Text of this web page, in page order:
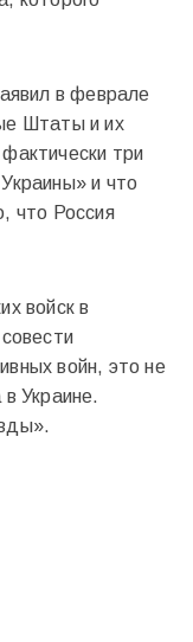
в феврале
Штаты и их
три
и что
что Россия
войск в
войн, это не
Украине.